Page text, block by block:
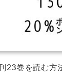
23巻を読む方